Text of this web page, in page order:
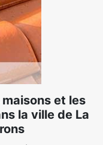
et les
la ville de La